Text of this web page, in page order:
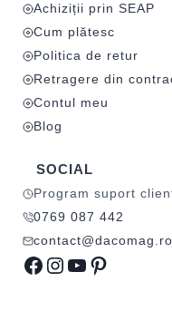
Achiziții prin SEAP
Cum plătesc
Politica de retur
Retragere din
Contul meu
Blog
SOCIAL
Program suport
0769 087 442
contact@dacomag.ro
Facebook
Instagram
YouTube
Pinterest